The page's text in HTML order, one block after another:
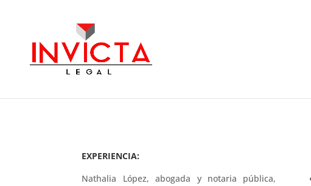
EXPERIENCIA:
Nathalia López, abogada y notaria pública,